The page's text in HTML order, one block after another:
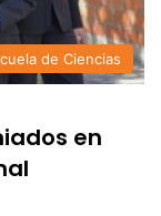
de Ciencias
en